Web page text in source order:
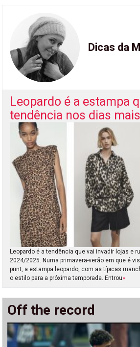
Dicas da
Leopardo é a estampa
tendência nos dias
Leopardo é a tendência que vai invadir lojas e
2024/2025. Numa primavera-verão em que é
print, a estampa leopardo, com as típicas
o estilo para a próxima temporada. Entrou»
Off the record